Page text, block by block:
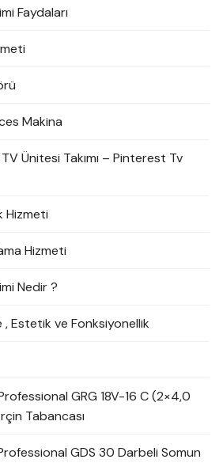
Faydaları
Makina
Ünitesi Takımı – Pinterest Tv
Hizmeti
Hizmeti
Nedir ?
Estetik ve Fonksiyonellik
GRG 18V-16 C (2×4,0
Tabancası
GDS 30 Darbeli Somun